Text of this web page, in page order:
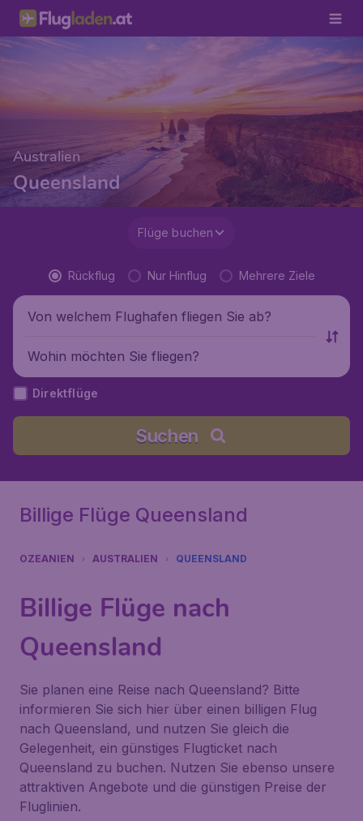
Australien
Queensland
Flüge buchen
Rückflug Nur Hinflug Mehrere Ziele
Von welchem Flughafen fliegen Sie ab?
Wohin möchten Sie fliegen?
Direktflüge
Suchen
Billige Flüge Queensland
OZEANIEN AUSTRALIEN QUEENSLAND
Billige Flüge nach
Queensland
Sie planen eine Reise nach Queensland? Bitte
informieren Sie sich hier über einen billigen Flug
nach Queensland, und nutzen Sie gleich die
Gelegenheit, ein günstiges Flugticket nach
Queensland zu buchen. Nutzen Sie ebenso unsere
attraktiven Angebote und die günstigen Preise der
Fluglinien.